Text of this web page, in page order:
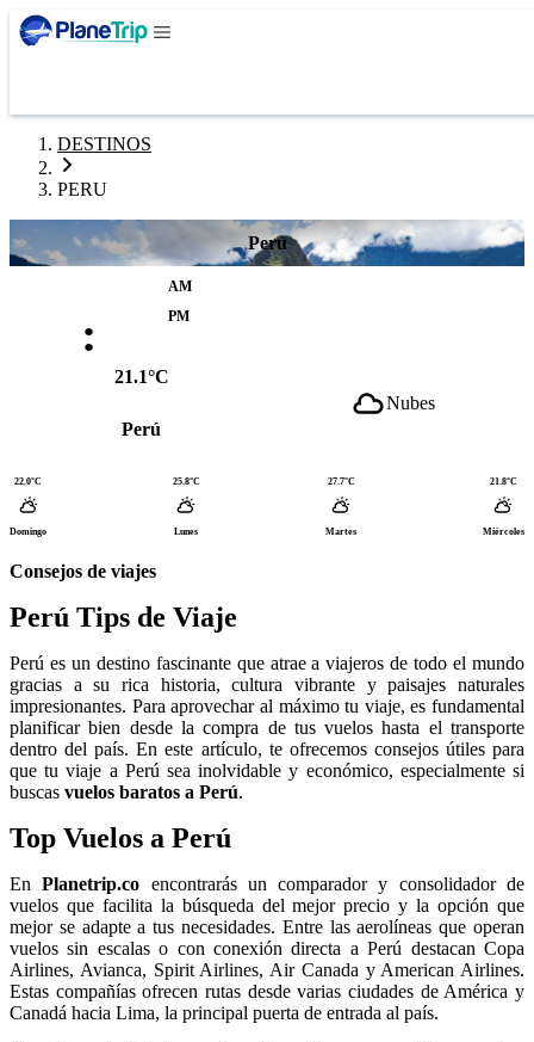
DESTINOS
PERU
Perú
:
AM
PM
21.1°C
Perú
Nubes
22.0°C
Domingo
25.8°C
Lunes
27.7°C
Martes
21.8°C
Miércoles
Consejos de viajes
Perú Tips de Viaje
Perú es un destino fascinante que atrae a viajeros de todo el mundo
gracias a su rica historia, cultura vibrante y paisajes naturales
impresionantes. Para aprovechar al máximo tu viaje, es fundamental
planificar bien desde la compra de tus vuelos hasta el transporte
dentro del país. En este artículo, te ofrecemos consejos útiles para
que tu viaje a Perú sea inolvidable y económico, especialmente si
buscas vuelos baratos a Perú.
Top Vuelos a Perú
EnPlanetrip.co encontrarás un comparador y consolidador de
vuelos que facilita la búsqueda del mejor precio y la opción que
mejor se adapte a tus necesidades. Entre las aerolíneas que operan
vuelos sin escalas o con conexión directa a Perú destacan Copa
Airlines, Avianca, Spirit Airlines, Air Canada y American Airlines.
Estas compañías ofrecen rutas desde varias ciudades de América y
Canadá hacia Lima, la principal puerta de entrada al país.